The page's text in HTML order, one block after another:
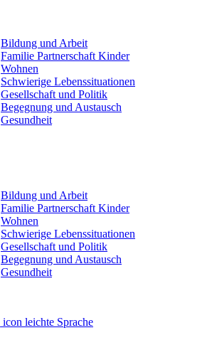
Bildung und Arbeit
Familie Partnerschaft Kinder
Wohnen
Schwierige Lebens­situationen
Gesellschaft und Politik
Begegnung und Austausch
Gesundheit
Bildung und Arbeit
Familie Partnerschaft Kinder
Wohnen
Schwierige Lebens­situationen
Gesellschaft und Politik
Begegnung und Austausch
Gesundheit